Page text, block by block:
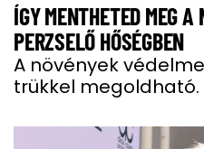
ÍGY MENTHETED MEG A
PERZSELŐ HŐSÉGBEN
A növények
trükkel megoldható.